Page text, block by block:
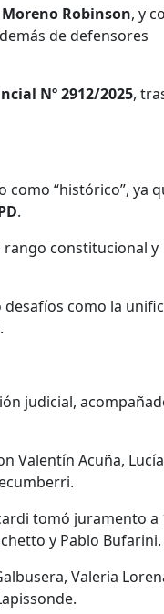
Robinson, y
de defensores
Nº 2912/2025,
“histórico”, ya
.
rango constitucional y
desafíos como la
judicial,
Valentín Acuña, Lucía
tomó juramento a
y Pablo Bufarini.
Valeria